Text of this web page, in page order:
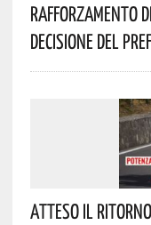
Rafforzamento
Decisione Del
Atteso Il Ritorno